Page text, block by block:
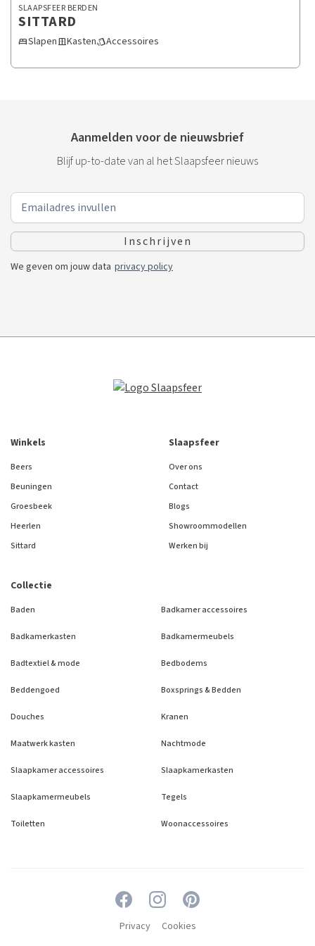
SLAAPSFEER BERDEN
SITTARD
bedSlapendoor_slidingKastenstyleAccessoires
Aanmelden voor de nieuwsbrief
Blijf up-to-date van al het Slaapsfeer nieuws
We geven om jouw data privacy policy
Collectie
Baden Badkamer accessoires
Badkamerkasten Badkamermeubels
Badtextiel & mode Bedbodems
Beddengoed Boxsprings & Bedden
Douches Kranen
Maatwerk kasten Nachtmode
Slaapkamer accessoires Slaapkamerkasten
Slaapkamermeubels Tegels
Toiletten Woonaccessoires
Winkels
Beers
Beuningen
Groesbeek
Heerlen
Sittard
Slaapsfeer
Over ons
Contact
Blogs
Showroommodellen
Werken bij
Privacy Cookies